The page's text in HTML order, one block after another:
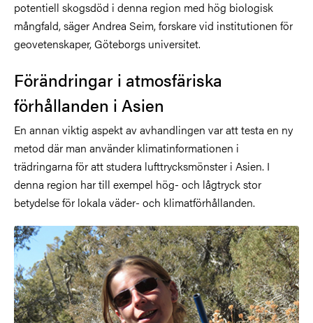
potentiell skogsdöd i denna region med hög biologisk
mångfald, säger Andrea Seim, forskare vid institutionen för
geovetenskaper, Göteborgs universitet.
Förändringar i atmosfäriska
förhållanden i Asien
En annan viktig aspekt av avhandlingen var att testa en ny
metod där man använder klimatinformationen i
trädringarna för att studera lufttrycksmönster i Asien. I
denna region har till exempel hög- och lågtryck stor
betydelse för lokala väder- och klimatförhållanden.